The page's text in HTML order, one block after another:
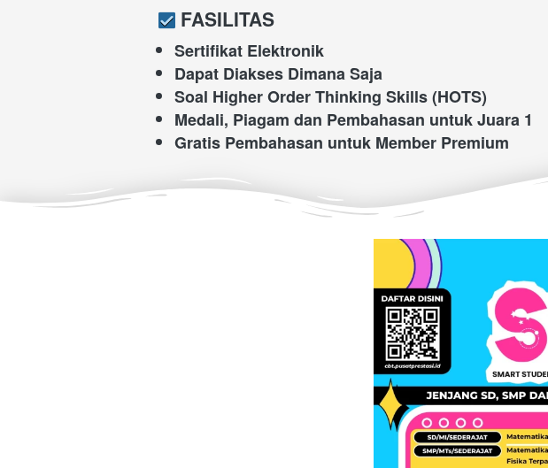
FASILITAS
Sertifikat Elektronik
Dapat Diakses Dimana Saja
Soal Higher Order Thinking Skills (HOTS)
Medali, Piagam dan Pembahasan untuk Juara 1
Gratis Pembahasan untuk Member Premium